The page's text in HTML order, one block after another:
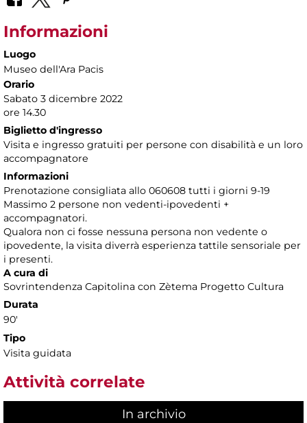
Informazioni
Luogo
Museo dell'Ara Pacis
Orario
Sabato 3 dicembre 2022
ore 14.30
Biglietto d'ingresso
Visita e ingresso gratuiti per persone con disabilità e un loro
accompagnatore
Informazioni
Prenotazione consigliata allo 060608 tutti i giorni 9-19
Massimo 2 persone non vedenti-ipovedenti +
accompagnatori.
Qualora non ci fosse nessuna persona non vedente o
ipovedente, la visita diverrà esperienza tattile sensoriale per
i presenti.
A cura di
Sovrintendenza Capitolina con Zètema Progetto Cultura
Durata
90'
Tipo
Visita guidata
Attività correlate
In archivio